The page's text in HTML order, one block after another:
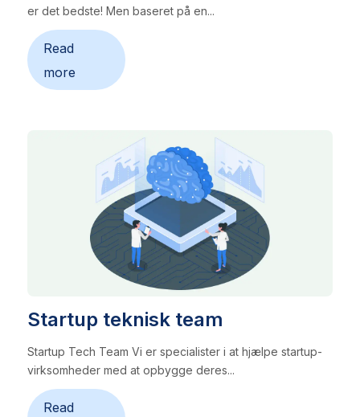
er det bedste! Men baseret på en...
Read
more
Startup teknisk team
Startup Tech Team Vi er specialister i at hjælpe startup-
virksomheder med at opbygge deres...
Read